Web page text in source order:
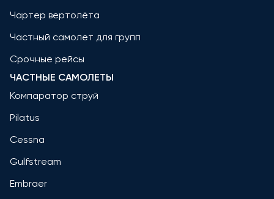
Чартер вертолёта
Частный самолет для групп
Срочные рейсы
ЧАСТНЫЕ САМОЛЕТЫ
Компаратор струй
Pilatus
Cessna
Gulfstream
Embraer